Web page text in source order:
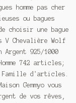
homme pas cher
ou bagues
choisir une bague
V Chevalière Wolf
Argent 925/1000
742 articles;
d'articles.
Gemmyo vous
de vos rêves,